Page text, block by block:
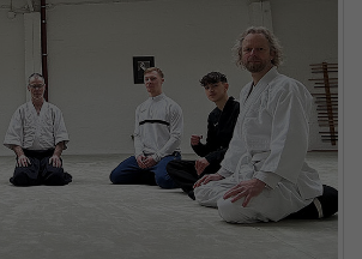
Google Analytics
1 Jahr
This cookie is installed by Google Analytics.
The cookie is used to store information of
how visitors use a website and helps in